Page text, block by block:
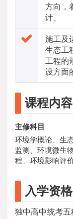
方向，
计、
施工及
生态工
工程的
设方面
课程内容
主修科目
环境学概论、生
监测、环境微生
程、环境影响评
入学资格
独中高中统考